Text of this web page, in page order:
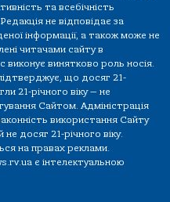
та всебічність
не відповідає за
інформації, а також може не
читачами сайту в
винятково роль носія.
що досяг 21-
21-річного віку — не
Сайтом. Адміністрація
використання Сайту
досяг 21-річного віку.
на правах реклами.
є інтелектуальною